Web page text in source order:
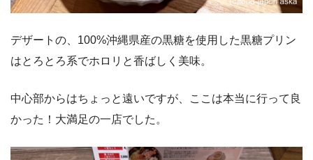
デザートの、100%沖縄県産の黒糖を使用した黒糖プリン
はとろとろ系でホロリと香ばしく美味。
中心部からはちょっと遠いですが、ここは本当に行って良
かった！大満足の一店でした。